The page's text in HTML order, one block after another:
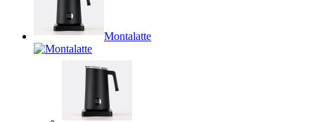
Montalatte